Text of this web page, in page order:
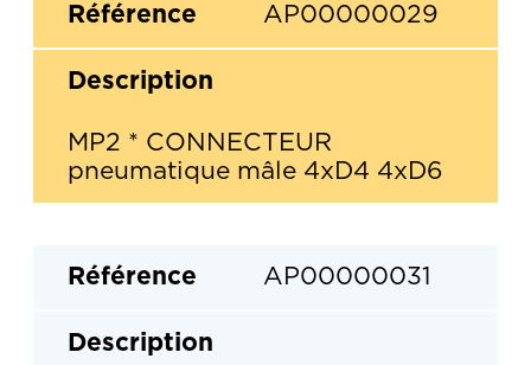
AP00000029
MP2 * CONNECTEUR
pneumatique mâle 4xD4 4xD6
AP00000031